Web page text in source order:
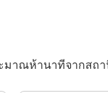
าณห้านาทีจากสถา